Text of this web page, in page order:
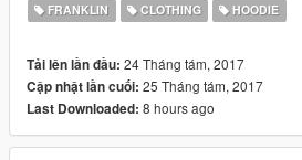
FRANKLIN CLOTHING HOODIE
Tải lên lần đầu: 24 Tháng tám, 2017
Cập nhật lần cuối: 25 Tháng tám, 2017
Last Downloaded: 8 hours ago